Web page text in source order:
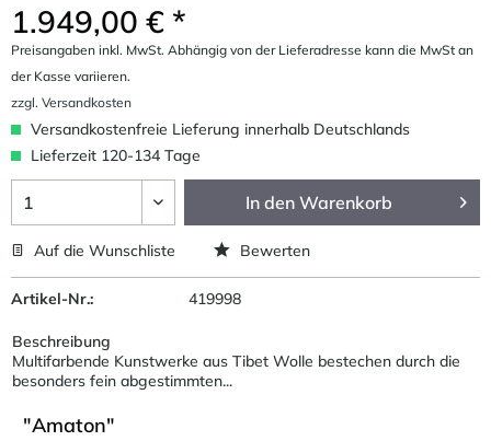
1.949,00 € *
Preisangaben inkl. MwSt. Abhängig von der Lieferadresse kann die MwSt an
der Kasse variieren.
zzgl. Versandkosten
Versandkostenfreie Lieferung innerhalb Deutschlands
Lieferzeit 120-134 Tage
In den Warenkorb
Auf die Wunschliste Bewerten
Artikel-Nr.: 419998
Beschreibung
Multifarbende Kunstwerke aus Tibet Wolle bestechen durch die
besonders fein abgestimmten...
"Amaton"